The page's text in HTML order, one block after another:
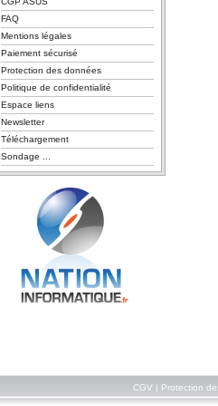
FAQ
Mentions légales
Paiement sécurisé
Protection des données
Politique de confidentialité
Espace liens
Newsletter
Téléchargement
Sondage ...
CGV Protection